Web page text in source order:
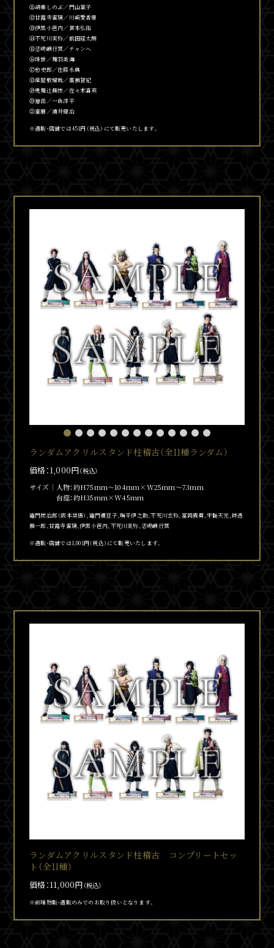
⑪胡蝶しのぶ／門山葉子
⑫甘露寺蜜璃／川崎愛香里
⑬伊黒小芭内／宮本弘佑
⑭不死川実弥／前田隆太朗
⑮悲鳴嶼行冥／チャンヘ
⑯珠世／舞羽美海
⑰愈史郎／佐藤永典
⑱産屋敷耀哉／廣瀬智紀
⑲鬼舞辻󠄀無惨／佐々木喜英
⑳獪岳／一色洋平
㉑童磨／浦井健治
※通販・店舗では451円（税込）にて販売いたします。
ランダムアクリルスタンド柱稽古（全11種ランダム）
価格：1,000円（税込）
サイズ
人物：約H75mm～104mm×W25mm～73mm
台座：約H35mm×W45mm
竈門炭治郎（阪本奨悟）、竈門禰豆子、嘴平伊之助、不死川玄弥、冨岡義勇、宇髄天元、時透
無一郎、甘露寺蜜璃、伊黒小芭内、不死川実弥、悲鳴嶼行冥
※通販・店舗では1,001円（税込）にて販売いたします。
ランダムアクリルスタンド柱稽古 コンプリートセッ
ト（全11種）
価格：11,000円 （税込）
※劇場物販・通販のみでのお取り扱いとなります。